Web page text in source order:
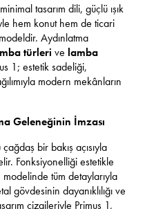
tasarım dili, güçlü ışık
hem konut hem de ticari
Aydınlatma
türleri ve lamba
1; estetik sadeliği,
modern mekânların
Geleneğinin İmzası
bir bakış açısıyla
Fonksiyonelliği estetikle
modelinde tüm detaylarıyla
gövdesinin dayanıklılığı ve
çizgileriyle Primus 1,